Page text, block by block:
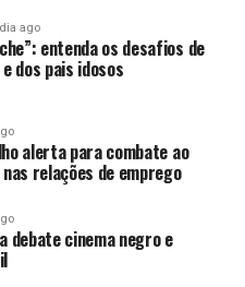
ago
entenda os desafios de
dos pais idosos
alerta para combate ao
relações de emprego
debate cinema negro e